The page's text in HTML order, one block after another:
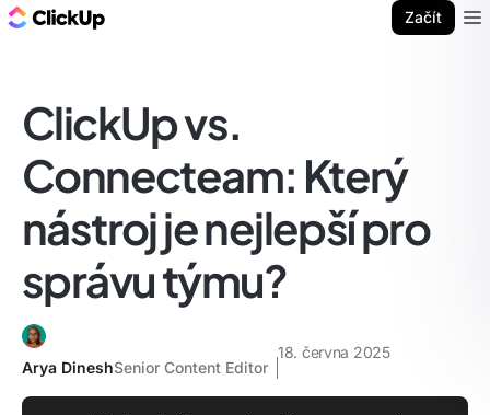
Začít
ClickUp vs.
Connecteam: Který
nástroj je nejlepší pro
správu týmu?
Arya DineshSenior Content Editor
18. června 2025